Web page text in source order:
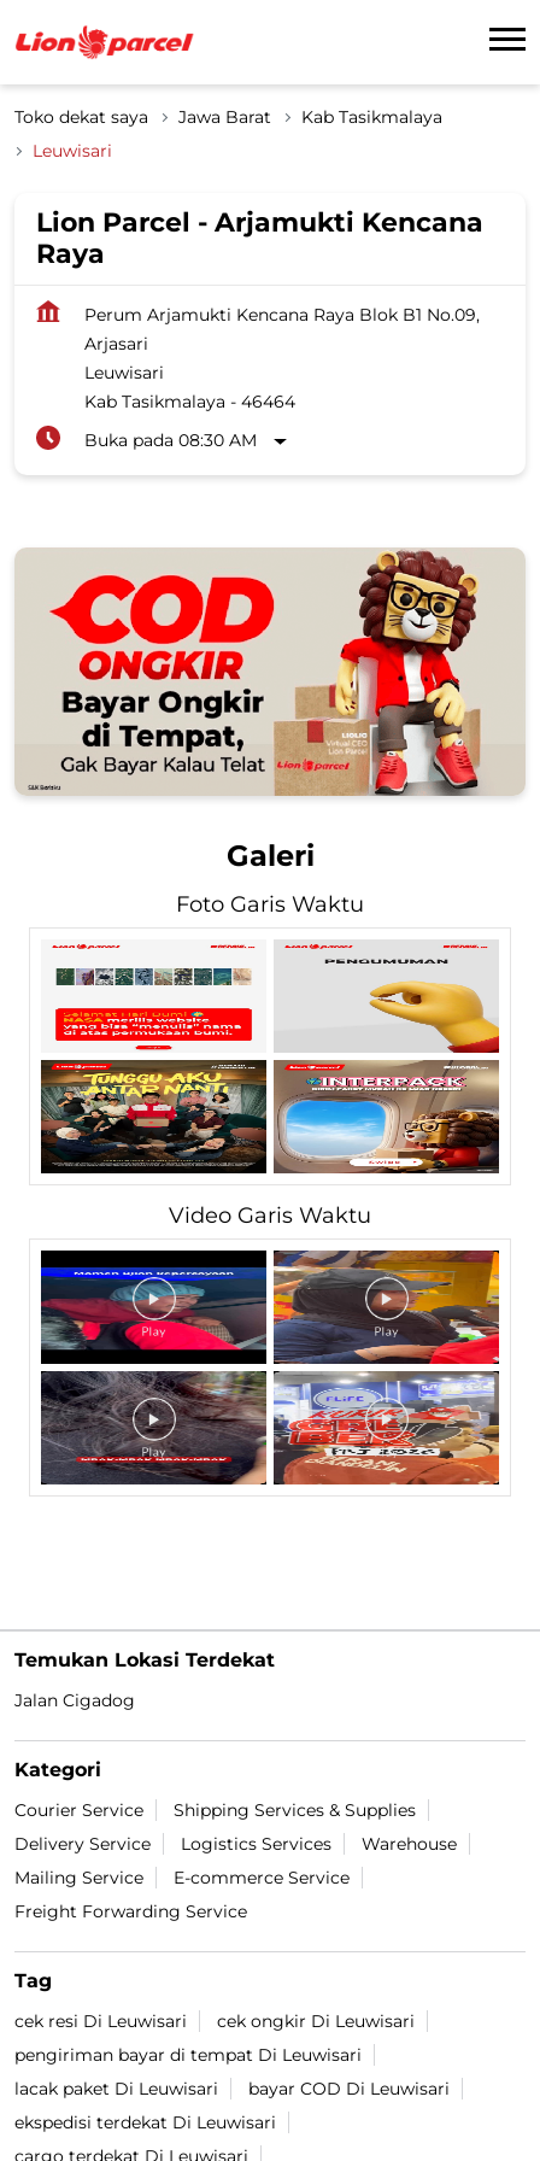
Toko dekat saya Jawa Barat
Kab Tasikmalaya
Leuwisari
Lion Parcel - Arjamukti Kencana
Raya
Perum Arjamukti Kencana Raya Blok B1 No.09,
Arjasari
Leuwisari
Kab Tasikmalaya - 46464
Buka pada 08:30 AM
Galeri
Foto Garis Waktu
Video Garis Waktu
Temukan Lokasi Terdekat
Jalan Cigadog
Kategori
Courier Service
Shipping Services & Supplies
Delivery Service
Logistics Services
Warehouse
Mailing Service
E-commerce Service
Freight Forwarding Service
Tag
cek resi Di Leuwisari
cek ongkir Di Leuwisari
pengiriman bayar di tempat Di Leuwisari
lacak paket Di Leuwisari
bayar COD Di Leuwisari
ekspedisi terdekat Di Leuwisari
cargo terdekat Di Leuwisari